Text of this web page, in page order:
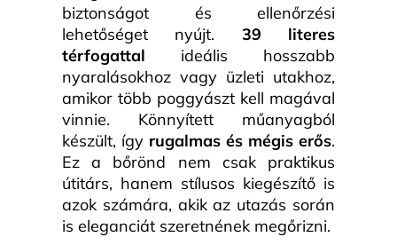
biztonságot és ellenőrzési
lehetőséget nyújt. 39 literes
térfogattal ideális hosszabb
nyaralásokhoz vagy üzleti utakhoz,
amikor több poggyászt kell magával
vinnie. Könnyített műanyagból
készült, így rugalmas és mégis erős.
Ez a bőrönd nem csak praktikus
útitárs, hanem stílusos kiegészítő is
azok számára, akik az utazás során
is eleganciát szeretnének megőrizni.